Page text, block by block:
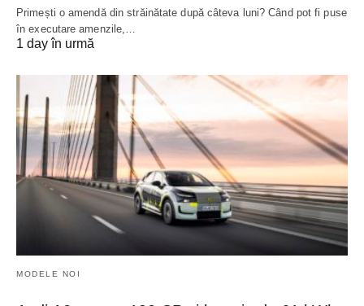
Primești o amendă din străinătate după câteva luni? Când pot fi puse
în executare amenzile,…
1 day în urmă
MODELE NOI